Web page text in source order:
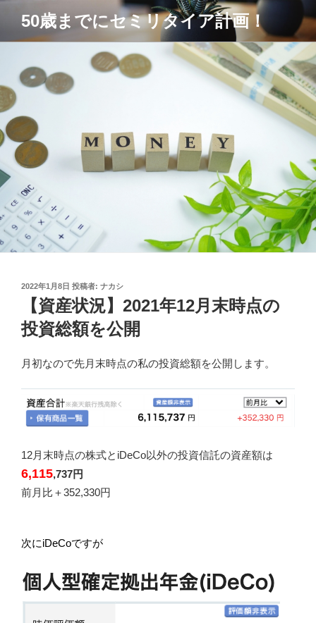
テ
へ
ス
キ
ッ
50歳までにセミリタイア計画！
投
2022年1月8日 投稿者: ナカシ
【資産状況】2021年12月末時点の
投資総額を公開
月初なので先月末時点の私の投資総額を公開します。
12月末時点の株式とiDeCo以外の投資信託の資産額は
6,115,737円
前月比 ＋352,330円
次にiDeCoですが